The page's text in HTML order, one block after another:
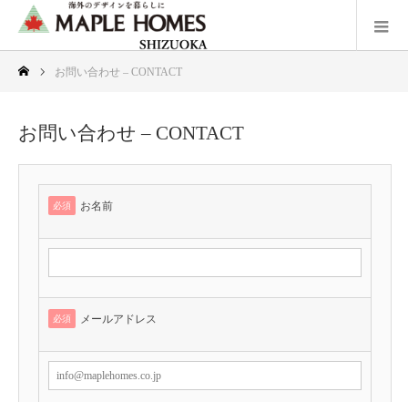
お問い合わせ – CONTACT
お問い合わせ – CONTACT
必須 お名前
必須 メールアドレス